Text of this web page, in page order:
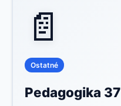
📄
Ostatné
Pedagogika 37